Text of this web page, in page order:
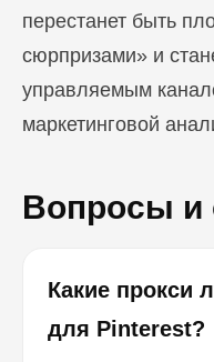
перестанет быть
сюрпризами» и
управляемым
маркетинговой
Вопросы и
Какие прокси
для Pinterest?